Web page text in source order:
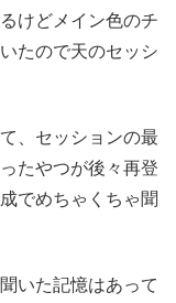
けどメイン色のチ
たので天のセッシ
、セッションの最
たやつが後々再登
でめちゃくちゃ聞
いた記憶はあって